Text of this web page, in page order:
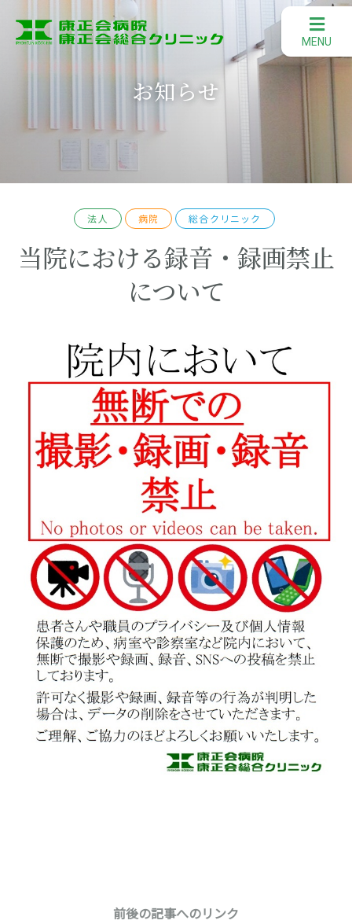
お知らせ
法人 病院 総合クリニック
当院における録音・録画禁止
について
前後の記事へのリンク